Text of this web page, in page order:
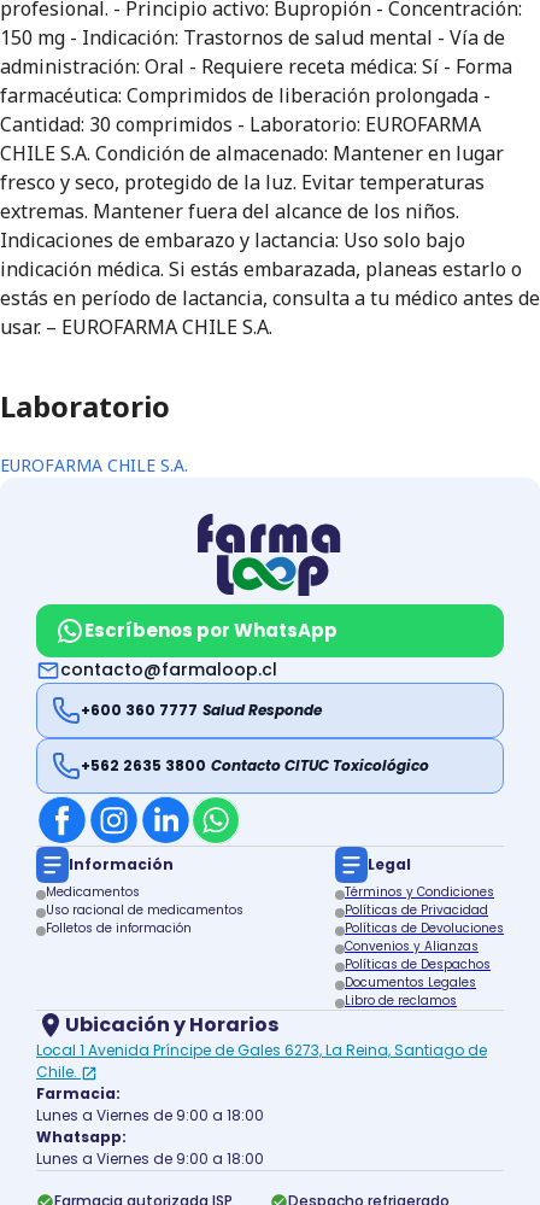
profesional. - Principio activo: Bupropión - Concentración:
150 mg - Indicación: Trastornos de salud mental - Vía de
administración: Oral - Requiere receta médica: Sí - Forma
farmacéutica: Comprimidos de liberación prolongada -
Cantidad: 30 comprimidos - Laboratorio: EUROFARMA
CHILE S.A. Condición de almacenado: Mantener en lugar
fresco y seco, protegido de la luz. Evitar temperaturas
extremas. Mantener fuera del alcance de los niños.
Indicaciones de embarazo y lactancia: Uso solo bajo
indicación médica. Si estás embarazada, planeas estarlo o
estás en período de lactancia, consulta a tu médico antes de
usar. – EUROFARMA CHILE S.A.
Laboratorio
EUROFARMA CHILE S.A.
Escríbenos por WhatsApp
contacto@farmaloop.cl
+600 360 7777 Salud Responde
+562 2635 3800 Contacto CITUC Toxicológico
Información
Medicamentos
Uso racional de medicamentos
Folletos de información
Legal
Términos y Condiciones
Políticas de Privacidad
Políticas de Devoluciones
Convenios y Alianzas
Políticas de Despachos
Documentos Legales
Libro de reclamos
Ubicación y Horarios
Local 1 Avenida Príncipe de Gales 6273, La Reina, Santiago de
Chile.
Farmacia:
Lunes a Viernes de 9:00 a 18:00
Whatsapp:
Lunes a Viernes de 9:00 a 18:00